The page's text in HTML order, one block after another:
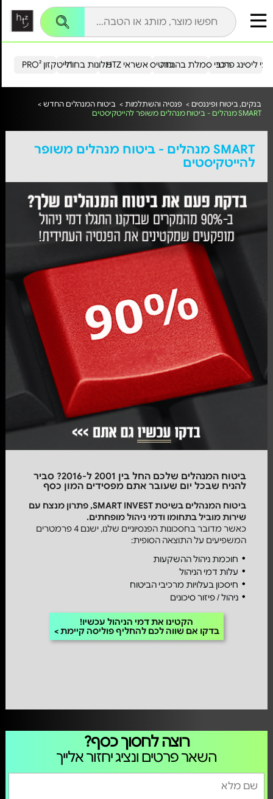
הייטקזון PRO²מלונות בחו"ל כרטיס אשראי HTZ ליסינג פרטירכבי סמלת בהנחה
בנקים, ביטוח ופיננסים > פנסיה והשתלמות > ביטוח המנהלים החדש >
SMART מנהלים - ביטוח מנהלים משופר להייטקיסטים
SMART מנהלים - ביטוח מנהלים משופר
להייטקיסטים
ביטוח המנהלים שלכם החל בין 2001 ל-2016? סביר
להניח שבכל יום שעובר אתם מפסידים המון כסף
ביטוח המנהלים בשיטת SMARTINVEST, פתרון מנצח עם
שירות מוביל בתחומו ודמי ניהול מופחתים.
כאשר מדובר בחסכונות הפנסיוניים שלנו, ישנם 4 פרמטרים
המשפיעים על התוצאה הסופית:
חוכמת ניהול ההשקעות
עלות דמי הניהול
חיסכון בעלויות מרכיבי הביטוח
ניהול / פיזור סיכונים
הקטינו את דמי הניהול עכשיו!
בדקו אם שווה לכם להחליף פוליסה קיימת
רוצה לחסוך כסף?
השאר פרטים ונציג יחזור אלייך